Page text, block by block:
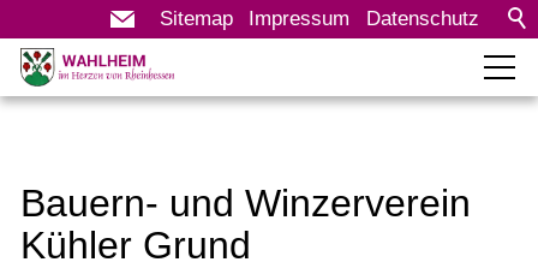
Sitemap Impressum Datenschutz
Leben in Wahlheim
Bauern- und Winzerverein
Kühler Grund